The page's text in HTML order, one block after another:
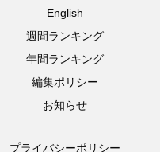
English
週間ランキング
年間ランキング
編集ポリシー
お知らせ
プライバシーポリシー